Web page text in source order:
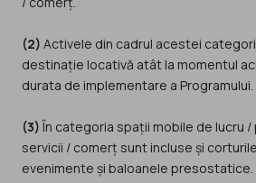
(2) Activele din cadrul acestei
destinație locativă atât la momentul
durata de implementare a Programului.
(3)În categoria spații mobile de lucru
servicii / comerț sunt incluse și
evenimente și baloanele